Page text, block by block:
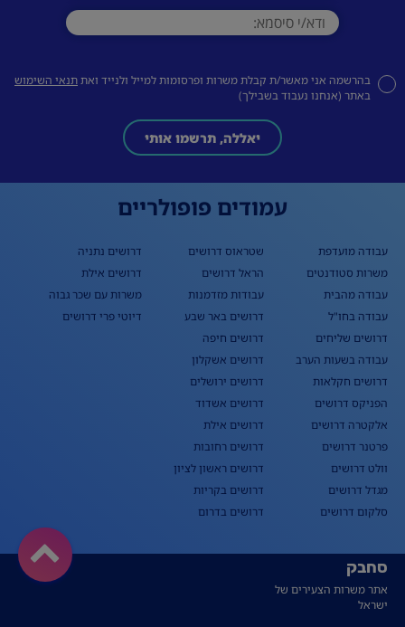
בהרשמה אני מאשר/ת קבלת משרות ופרסומות למייל ולנייד ואתתנאי השימוש
באתר (אנחנו נעבוד בשבילך)
יאללה, תרשמו אותי
עמודים פופולריים
עבודה מועדפת
משרות סטודנטים
עבודה מהבית
עבודה בחו"ל
דרושים שליחים
עבודה בשעות הערב
דרושים חקלאות
הפניקס דרושים
אלקטרה דרושים
פרטנר דרושים
וולט דרושים
מגדל דרושים
סלקום דרושים
שטראוס דרושים
הראל דרושים
עבודות מזדמנות
דרושים באר שבע
דרושים חיפה
דרושים אשקלון
דרושים ירושלים
דרושים אשדוד
דרושים אילת
דרושים רחובות
דרושים ראשון לציון
דרושים בקריות
דרושים בדרום
דרושים נתניה
דרושים אילת
משרות עם שכר גבוה
דיוטי פרי דרושים
סחבק
אתר משרות הצעירים של
ישראל